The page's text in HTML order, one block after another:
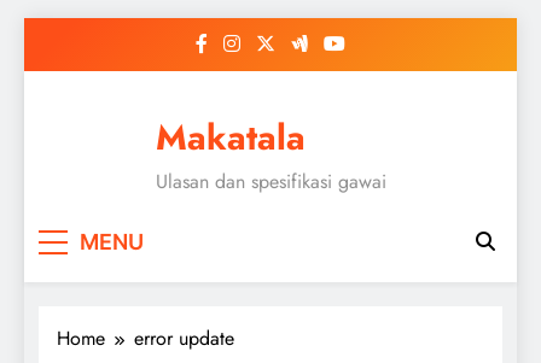
Makatala
Ulasan dan spesifikasi gawai
MENU
Home error update